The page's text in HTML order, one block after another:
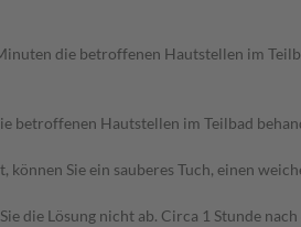
die betroffenen Hautstellen im
betroffenen Hautstellen im Teilbad
Sie ein sauberes Tuch, einen
die Lösung nicht ab. Circa 1 Stunde